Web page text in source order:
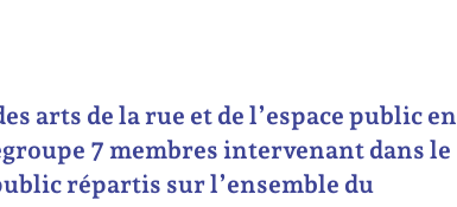
arts de la rue et de l’espace public en
7 membres intervenant dans le
répartis sur l’ensemble du